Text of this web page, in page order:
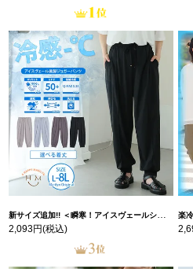
新サイズ追加!! ＜瞬寒！アイスヴェールシリーズ＞ 美脚 ジョガーパンツ 【ウェストゴム】 【ストレッチ】 | 大きいサイズの通販ならハッピーマリリン
2,093円(税込)
楽冷 ひんや